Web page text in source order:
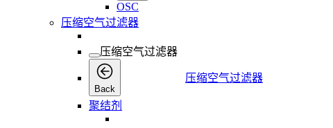
OSC
压缩空气过滤器
压缩空气过滤器
Back
压缩空气过滤器
聚结剂